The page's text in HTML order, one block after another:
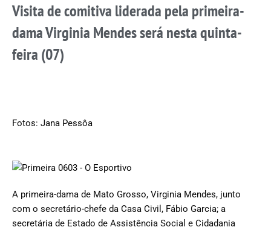
Visita de comitiva liderada pela primeira-
dama Virginia Mendes será nesta quinta-
feira (07)
Fotos: Jana Pessôa
A primeira-dama de Mato Grosso, Virginia Mendes, junto
com o secretário-chefe da Casa Civil, Fábio Garcia; a
secretária de Estado de Assistência Social e Cidadania